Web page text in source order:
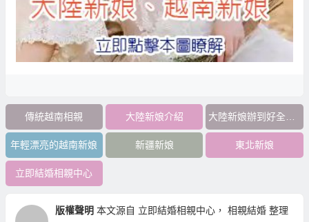
傳統越南相親 大陸新娘介紹
年輕漂亮的越南新娘 新疆新娘 東北新娘
立即結婚相親中心
版權聲明 本文源自 立即結婚相親中心， 相親結婚整理